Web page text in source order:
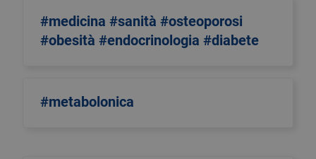
#medicina #sanità #osteoporosi
#obesità #endocrinologia #diabete
#metabolonica